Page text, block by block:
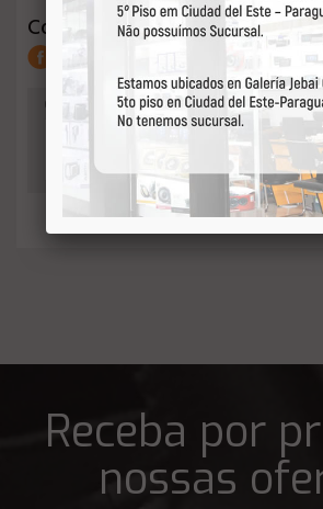
Compartilhar:
QUANTIDADE
0
ao
Receba por
nossas